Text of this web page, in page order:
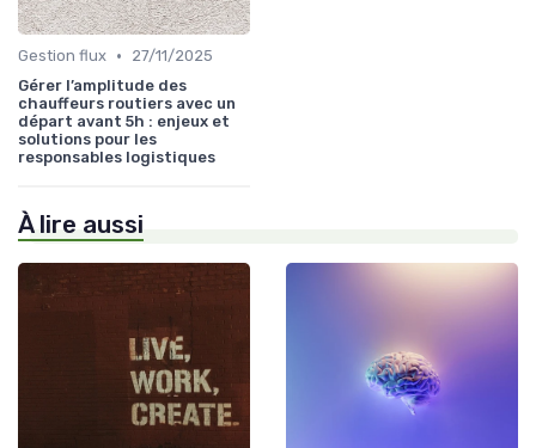
Gestion flux •
27/11/2025
Gérer l’amplitude des
chauffeurs routiers avec un
départ avant 5h : enjeux et
solutions pour les
responsables logistiques
À lire aussi